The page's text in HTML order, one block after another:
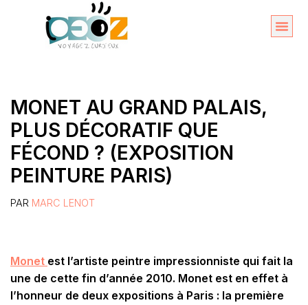
MONET AU GRAND PALAIS,
PLUS DÉCORATIF QUE
FÉCOND ? (EXPOSITION
PEINTURE PARIS)
PAR MARC LENOT
Monet est l’artiste peintre impressionniste qui fait la
une de cette fin d’année 2010. Monet est en effet à
l’honneur de deux expositions à Paris : la première